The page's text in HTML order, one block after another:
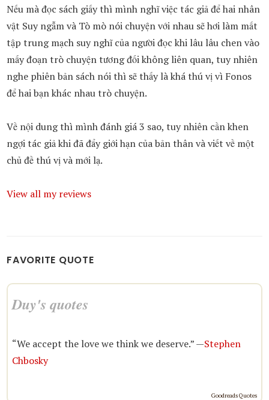
Nếu mà đọc sách giấy thì mình nghĩ việc tác giả để hai nhân
vật Suy ngẫm và Tò mò nói chuyện với nhau sẽ hơi làm mất
tập trung mạch suy nghĩ của người đọc khi lâu lâu chen vào
mấy đoạn trò chuyện tương đối không liên quan, tuy nhiên
nghe phiên bản sách nói thì sẽ thấy là khá thú vị vì Fonos
để hai bạn khác nhau trò chuyện.
Về nội dung thì mình đánh giá 3 sao, tuy nhiên cần khen
ngợi tác giả khi đã đẩy giới hạn của bản thân và viết về một
chủ đề thú vị và mới lạ.
View all my reviews
FAVORITE QUOTE
Duy's quotes
“We accept the love we think we deserve.” —Stephen
Chbosky
Goodreads Quotes